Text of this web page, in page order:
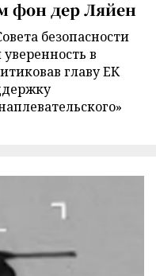
фон дер Ляйен
безопасности
в
главу ЕК